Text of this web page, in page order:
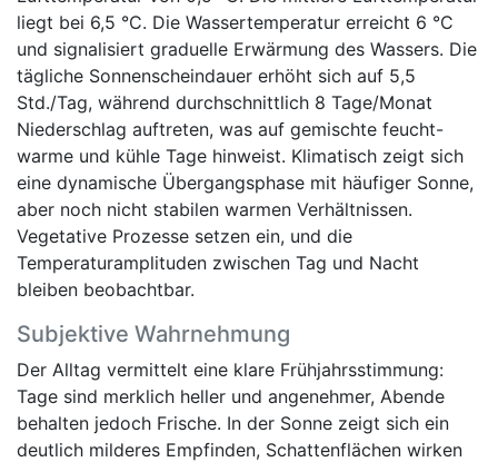
liegt bei 6,5 °C. Die Wassertemperatur erreicht 6 °C
und signalisiert graduelle Erwärmung des Wassers. Die
tägliche Sonnenscheindauer erhöht sich auf 5,5
Std./Tag, während durchschnittlich 8 Tage/Monat
Niederschlag auftreten, was auf gemischte feucht-
warme und kühle Tage hinweist. Klimatisch zeigt sich
eine dynamische Übergangsphase mit häufiger Sonne,
aber noch nicht stabilen warmen Verhältnissen.
Vegetative Prozesse setzen ein, und die
Temperaturamplituden zwischen Tag und Nacht
bleiben beobachtbar.
Subjektive Wahrnehmung
Der Alltag vermittelt eine klare Frühjahrsstimmung:
Tage sind merklich heller und angenehmer, Abende
behalten jedoch Frische. In der Sonne zeigt sich ein
deutlich milderes Empfinden, Schattenflächen wirken